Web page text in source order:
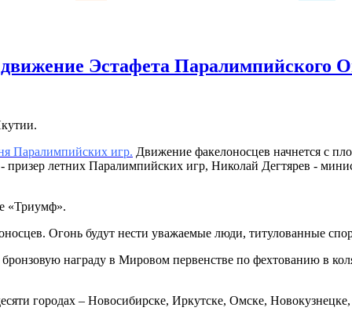
Эстафета Паралимпийского
Паралимпийских игр. Движение факелоносцев начнется с
летних Паралимпийских игр, Николай Дегтярев -
«Триумф».
Огонь будут нести уважаемые люди, титулованные
награду в Мировом первенстве по фехтованию в
городах – Новосибирске, Иркутске, Омске,